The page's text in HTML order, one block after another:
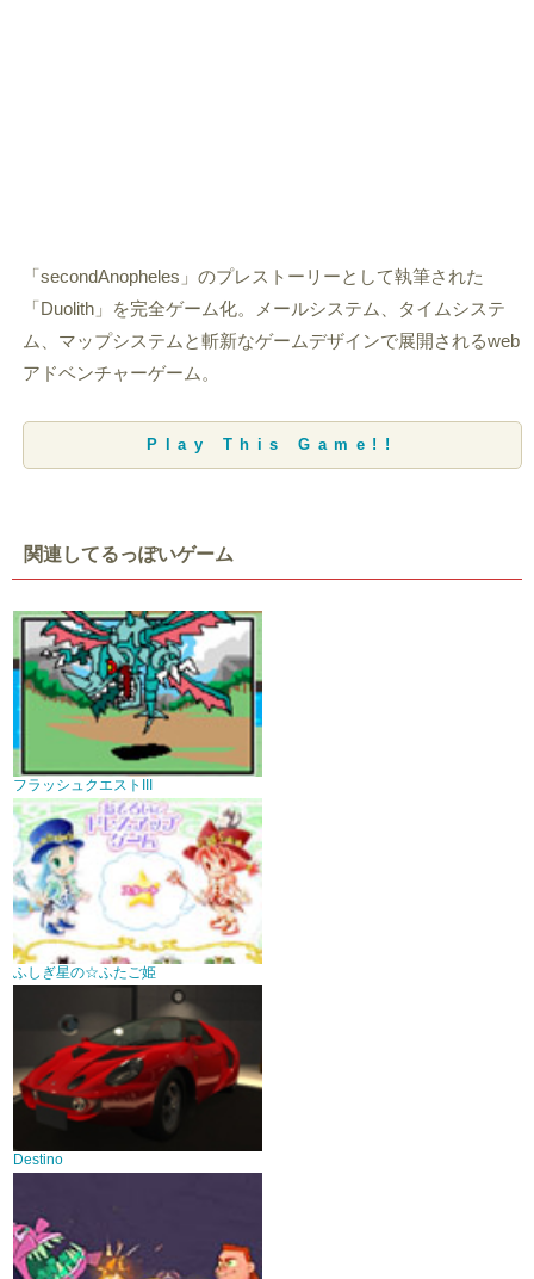
「secondAnopheles」のプレストーリーとして執筆された
「Duolith」を完全ゲーム化。メールシステム、タイムシステ
ム、マップシステムと斬新なゲームデザインで展開されるweb
アドベンチャーゲーム。
Play This Game!!
関連してるっぽいゲーム
フラッシュクエストIII
ふしぎ星の☆ふたご姫
Destino